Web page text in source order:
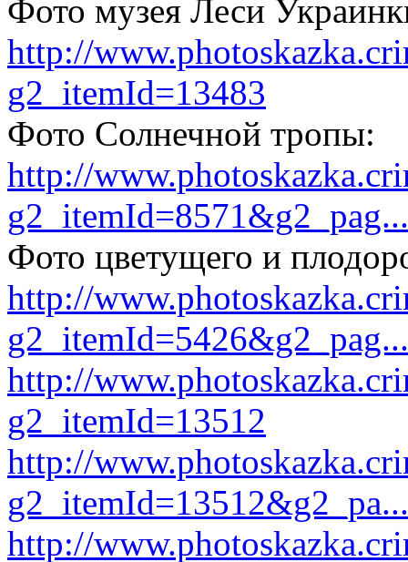
Фото музея Леси
http://
g2_itemId=13483
Фото Солнечной тропы:
http://
g2_itemId=8571&g2_pag...
Фото цветущего и
http://
g2_itemId=5426&g2_pag...
http://
g2_itemId=13512
http://
g2_itemId=13512&g2_pa...
http://